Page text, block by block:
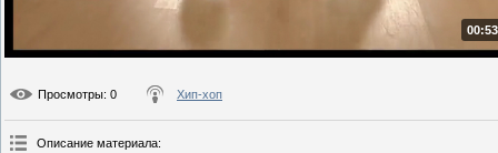
Просмотры: 0 Хип-хоп
Описание материала: